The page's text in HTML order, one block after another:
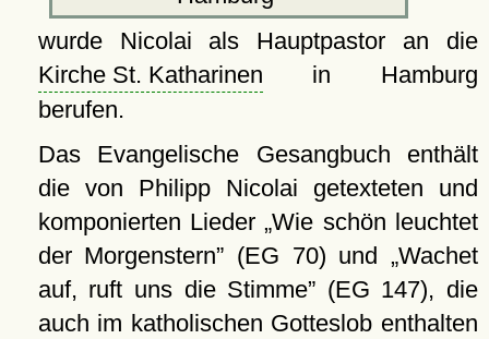
wurde Nicolai als Hauptpastor an die
Kirche St. Katharinen in Hamburg
berufen.
Das Evangelische Gesangbuch enthält
die von Philipp Nicolai getexteten und
komponierten Lieder Wie schön leuchtet
der Morgenstern
(EG 70) und Wachet
auf, ruft uns die Stimme
(EG 147), die
auch im katholischen Gotteslob enthalten